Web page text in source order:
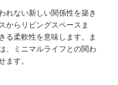
れない新しい関係性を築き
からリビングスペースま
る柔軟性を意味します。ま
、ミニマルライフとの関わ
ます。